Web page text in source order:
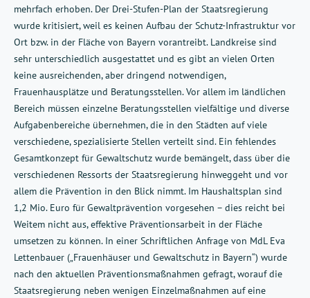
mehrfach erhoben. Der Drei-Stufen-Plan der Staatsregierung
wurde kritisiert, weil es keinen Aufbau der Schutz-Infrastruktur vor
Ort bzw. in der Fläche von Bayern vorantreibt. Landkreise sind
sehr unterschiedlich ausgestattet und es gibt an vielen Orten
keine ausreichenden, aber dringend notwendigen,
Frauenhausplätze und Beratungsstellen. Vor allem im ländlichen
Bereich müssen einzelne Beratungsstellen vielfältige und diverse
Aufgabenbereiche übernehmen, die in den Städten auf viele
verschiedene, spezialisierte Stellen verteilt sind. Ein fehlendes
Gesamtkonzept für Gewaltschutz wurde bemängelt, dass über die
verschiedenen Ressorts der Staatsregierung hinweggeht und vor
allem die Prävention in den Blick nimmt. Im Haushaltsplan sind
1,2 Mio. Euro für Gewaltprävention vorgesehen – dies reicht bei
Weitem nicht aus, effektive Präventionsarbeit in der Fläche
umsetzen zu können. In einer Schriftlichen Anfrage von MdL Eva
Lettenbauer („Frauenhäuser und Gewaltschutz in Bayern“) wurde
nach den aktuellen Präventionsmaßnahmen gefragt, worauf die
Staatsregierung neben wenigen Einzelmaßnahmen auf eine